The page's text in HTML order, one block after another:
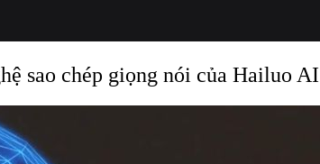
sao chép giọng nói của Hailuo AI